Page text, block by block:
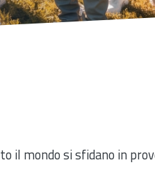
il mondo si sfidano in